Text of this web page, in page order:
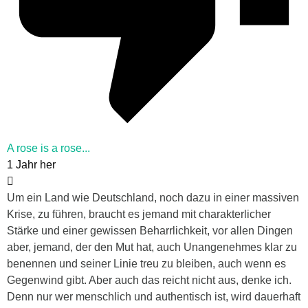
A rose is a rose...
1 Jahr her
Um ein Land wie Deutschland, noch dazu in einer massiven
Krise, zu führen, braucht es jemand mit charakterlicher
Stärke und einer gewissen Beharrlichkeit, vor allen Dingen
aber, jemand, der den Mut hat, auch Unangenehmes klar zu
benennen und seiner Linie treu zu bleiben, auch wenn es
Gegenwind gibt. Aber auch das reicht nicht aus, denke ich.
Denn nur wer menschlich und authentisch ist, wird dauerhaft